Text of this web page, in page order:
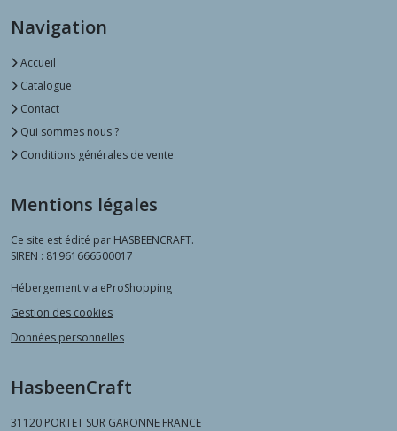
Navigation
Accueil
Catalogue
Contact
Qui sommes nous ?
Conditions générales de vente
Mentions légales
Ce site est édité par HASBEENCRAFT.
SIREN : 81961666500017
Hébergement via eProShopping
Gestion des cookies
Données personnelles
HasbeenCraft
31120 PORTET SUR GARONNE FRANCE